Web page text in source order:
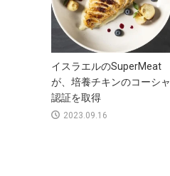
イスラエルのSuperMeat
が、培養チキンのコーシャ
認証を取得
2023.09.16